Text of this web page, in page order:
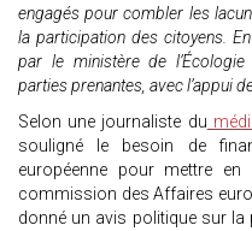
engagés pour combler les
la participation des citoyens.
par le ministère de
parties prenantes, avec l’appui de
Selon une journaliste du
souligné le besoin de
européenne pour mettre
commission des Affaires
donné un avis politique sur